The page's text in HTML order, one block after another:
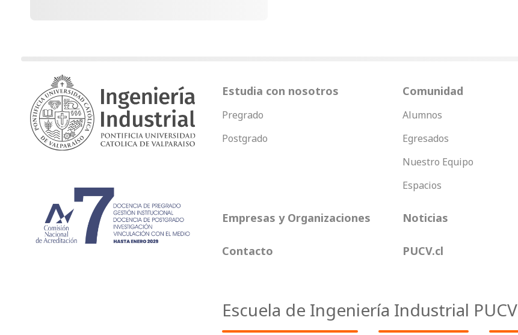
Estudia con nosotros
Pregrado
Postgrado
Comunidad
Alumnos
Egresados
Nuestro Equipo
Espacios
Empresas y Organizaciones Noticias
Contacto PUCV.cl
Escuela de Ingeniería Industrial PUCV